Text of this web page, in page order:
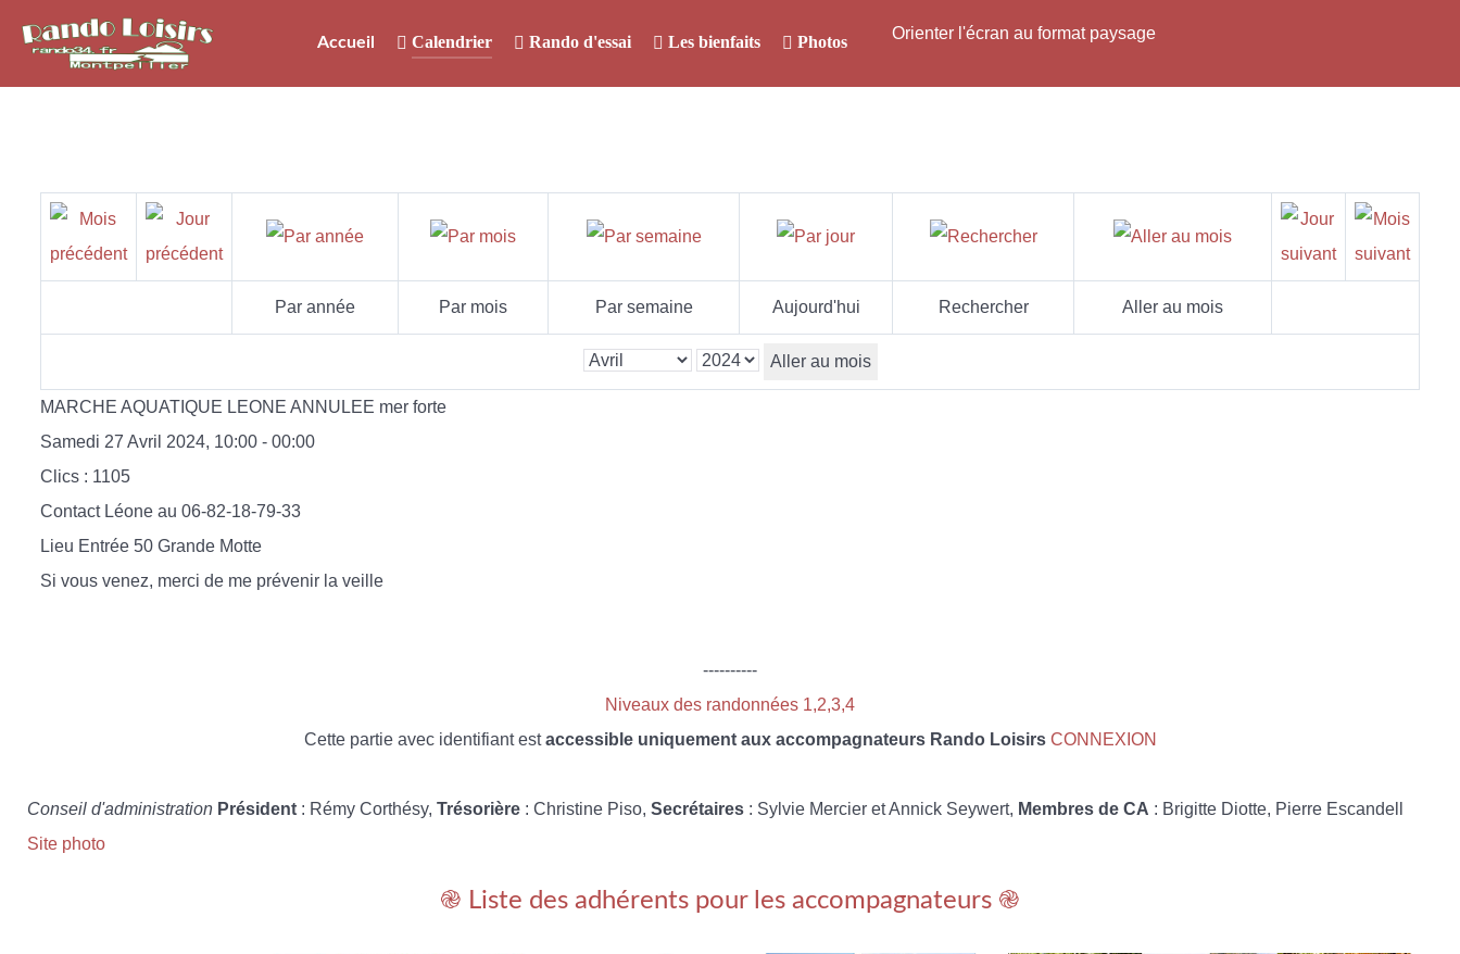
Accueil Calendrier Rando d'essai Les bienfaits Photos Orienter l'écran au format paysage
Par année Par mois Par semaine Aujourd'hui Rechercher Aller au mois
Aller au mois
MARCHE AQUATIQUE LEONE ANNULEE mer forte
Samedi 27 Avril 2024, 10:00 - 00:00
Clics : 1105
Contact Léone au 06-82-18-79-33
Lieu Entrée 50 Grande Motte
Si vous venez, merci de me prévenir la veille
----------
Niveaux des randonnées 1,2,3,4
Cette partie avec identifiant estaccessible uniquement aux accompagnateurs Rando Loisirs CONNEXION
Conseil d'administration Président : Rémy Corthésy, Trésorière : Christine Piso, Secrétaires : Sylvie Mercier et Annick Seywert, Membres de CA : Brigitte Diotte, Pierre Escandell
Site photo
֎ Liste des adhérents pour les accompagnateurs ֎